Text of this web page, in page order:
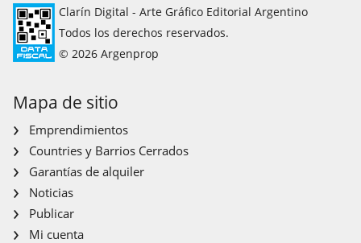
Clarín Digital - Arte Gráfico Editorial Argentino
Todos los derechos reservados.
© 2026 Argenprop
Mapa de sitio
Emprendimientos
Countries y Barrios Cerrados
Garantías de alquiler
Noticias
Publicar
Mi cuenta